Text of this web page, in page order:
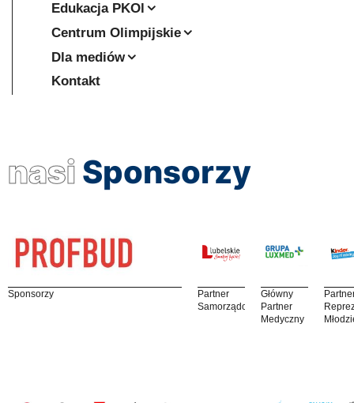
Edukacja PKOl
Centrum Olimpijskie
Dla mediów
Kontakt
nasi Sponsorzy
Sponsorzy
Partner
Samorządowy
Główny
Partner
Medyczny